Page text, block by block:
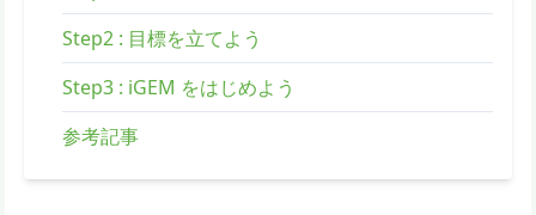
Step2 : 目標を立てよう
Step3 : iGEM をはじめよう
参考記事